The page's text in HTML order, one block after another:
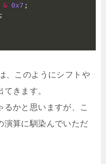
& 0x7 ;
;
、このようにシフトや
きます。
かと思いますが、こ
演算に馴染んでいただ